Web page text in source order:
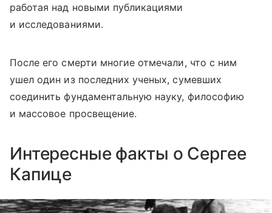
работая над новыми публикациями
и исследованиями.
После его смерти многие отмечали, что с ним
ушел один из последних ученых, сумевших
соединить фундаментальную науку, философию
и массовое просвещение.
Интересные факты о Сергее
Капице